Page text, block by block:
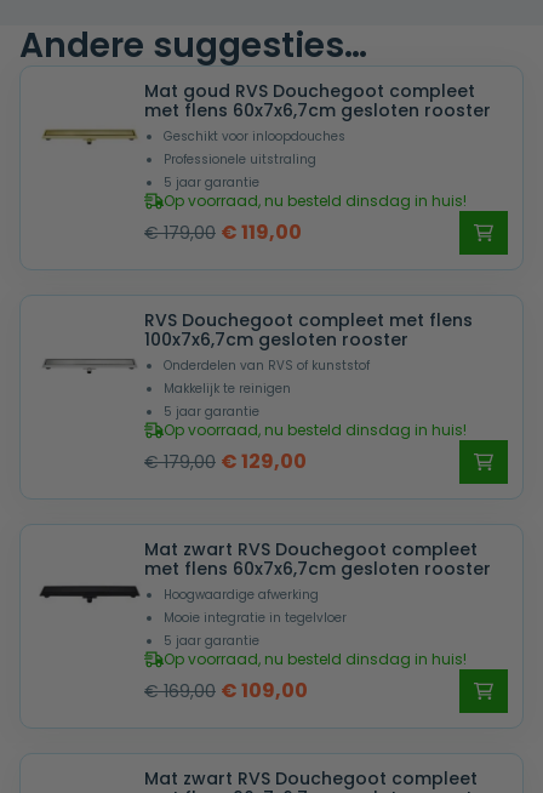
Andere suggesties…
Mat goud RVS Douchegoot compleet
met flens 60x7x6,7cm gesloten rooster
Geschikt voor inloopdouches
Professionele uitstraling
5 jaar garantie
Op voorraad, nu besteld dinsdag in huis!
€179,00 Oorspronkelijke
was:
€ 179,00.
€119,00
is:
€ 119,00.
RVS Douchegoot compleet met flens
100x7x6,7cm gesloten rooster
Onderdelen van RVS of kunststof
Makkelijk te reinigen
5 jaar garantie
Op voorraad, nu besteld dinsdag in huis!
€179,00 Oorspronkelijke
was:
€ 179,00.
€129,00
is:
€ 129,00.
Mat zwart RVS Douchegoot compleet
met flens 60x7x6,7cm gesloten rooster
Hoogwaardige afwerking
Mooie integratie in tegelvloer
5 jaar garantie
Op voorraad, nu besteld dinsdag in huis!
€169,00 Oorspronkelijke
was:
€ 169,00.
€109,00
is:
€ 109,00.
Mat zwart RVS Douchegoot compleet